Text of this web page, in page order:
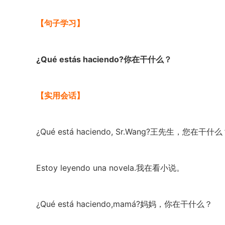
【句子学习】
¿Qué estás haciendo?你在干什么？
【实用会话】
¿Qué está haciendo, Sr.Wang?王先生，您在干什么
Estoy leyendo una novela.我在看小说。
¿Qué está haciendo,mamá?妈妈，你在干什么？